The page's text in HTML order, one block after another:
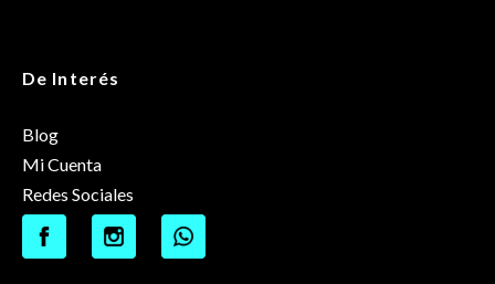
De Interés
Blog
Mi Cuenta
Redes Sociales